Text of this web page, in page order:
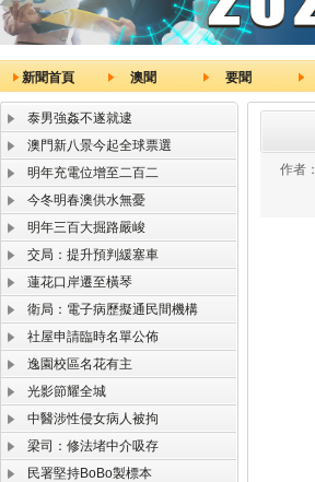
新聞首頁 澳聞 要聞
泰男強姦不遂就逮
澳門新八景今起全球票選
明年充電位增至二百二
今冬明春澳供水無憂
明年三百大掘路嚴峻
交局：提升預判緩塞車
蓮花口岸遷至橫琴
衛局：電子病歷擬通民間機構
社屋申請臨時名單公佈
逸園校區名花有主
光影節耀全城
中醫涉性侵女病人被拘
梁司：修法堵中介吸存
民署堅持BoBo製標本
作者：